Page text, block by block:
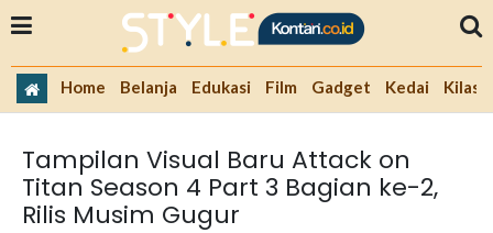
Home Belanja Edukasi Film Gadget Kedai Kilas
Tampilan Visual Baru Attack on
Titan Season 4 Part 3 Bagian ke-2,
Rilis Musim Gugur